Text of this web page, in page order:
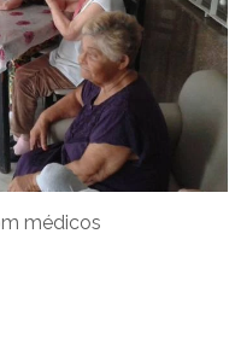
médicos